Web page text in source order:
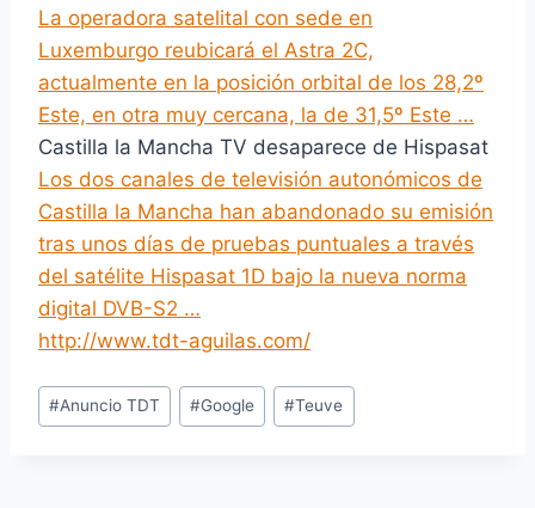
La operadora satelital con sede en
Luxemburgo reubicará el Astra 2C,
actualmente en la posición orbital de los 28,2º
Este, en otra muy cercana, la de 31,5º Este …
Castilla la Mancha TV desaparece de Hispasat
Los dos canales de televisión autonómicos de
Castilla la Mancha han abandonado su emisión
tras unos días de pruebas puntuales a través
del satélite Hispasat 1D bajo la nueva norma
digital DVB-S2 …
http://www.tdt-aguilas.com/
Etiquetas
de
#Anuncio TDT #Google #Teuve